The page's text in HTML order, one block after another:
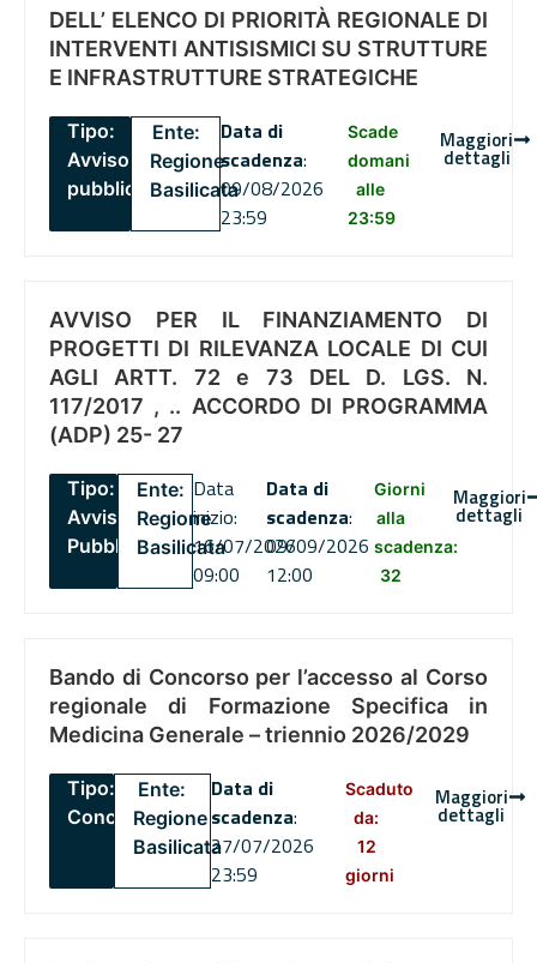
DELL’ ELENCO DI PRIORITÀ REGIONALE DI
INTERVENTI ANTISISMICI SU STRUTTURE
E INFRASTRUTTURE STRATEGICHE
Tipo:
Avviso
pubblico
Ente:
Regione
Basilicata
Data di
scadenza:
09/08/2026
23:59
Scade
domani
alle
23:59
Maggiori
dettagli
AVVISO PER IL FINANZIAMENTO DI
PROGETTI DI RILEVANZA LOCALE DI CUI
AGLI ARTT. 72 e 73 DEL D. LGS. N.
117/2017 , .. ACCORDO DI PROGRAMMA
(ADP) 25- 27
Tipo:
Avviso
Pubblico
Ente:
Regione
Basilicata
Data
inizio:
16/07/2026
09:00
Data di
scadenza:
09/09/2026
12:00
Giorni
alla
scadenza:
32
Maggiori
dettagli
Bando di Concorso per l’accesso al Corso
regionale di Formazione Specifica in
Medicina Generale – triennio 2026/2029
Tipo:
Concorsi
Ente:
Regione
Basilicata
Data di
scadenza:
27/07/2026
23:59
Scaduto
da:
12
giorni
Maggiori
dettagli